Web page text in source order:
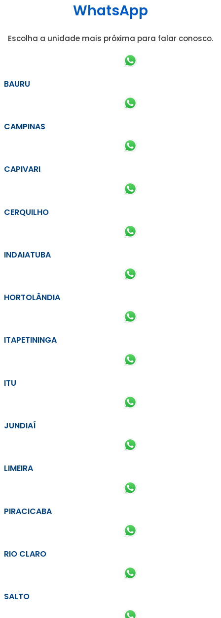
WhatsApp
Escolha a unidade mais próxima para falar conosco.
BAURU
CAMPINAS
CAPIVARI
CERQUILHO
INDAIATUBA
HORTOLÂNDIA
ITAPETININGA
ITU
JUNDIAÍ
LIMEIRA
PIRACICABA
RIO CLARO
SALTO